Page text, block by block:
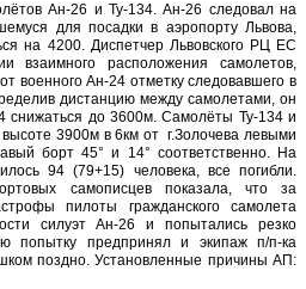
Ан-26 и Ту-134. Ан-26 следовал на
для посадки в аэропорту Львова,
на 4200. Диспетчер Львовского РЦ ЕС
взаимного расположения самолетов,
военного Ан-24 отметку следовавшего в
дистанцию между самолетами, он
снижаться до 3600м. Самолёты Ту-134 и
3900м в 6км от г.Золочева левыми
борт 45° и 14° соответственно. На
94 (79+15) человека, все погибли.
самописцев показала, что за
пилоты гражданского самолета
силуэт Ан-26 и попытались резко
попытку предпринял и экипаж п/п-ка
поздно. Установленные причины АП: